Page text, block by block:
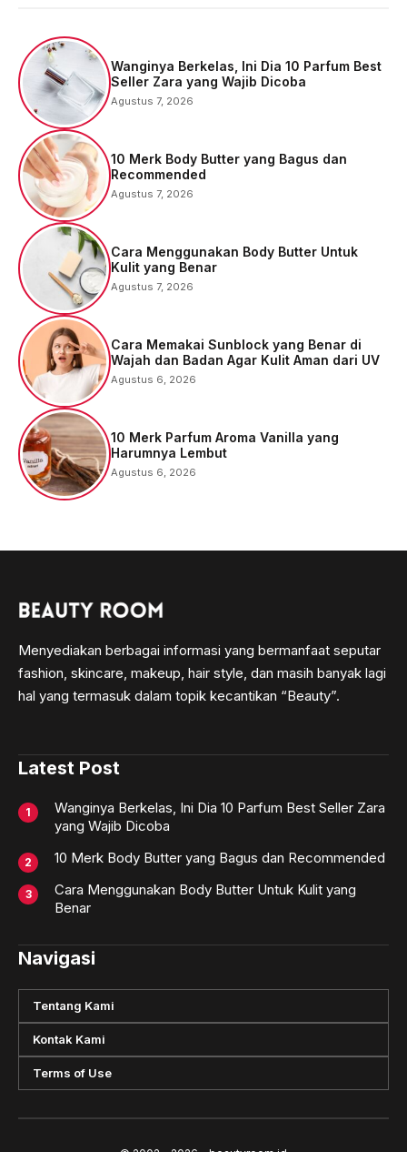
Wanginya Berkelas, Ini Dia 10 Parfum Best
Seller Zara yang Wajib Dicoba
Agustus 7, 2026
10 Merk Body Butter yang Bagus dan
Recommended
Agustus 7, 2026
Cara Menggunakan Body Butter Untuk
Kulit yang Benar
Agustus 7, 2026
Cara Memakai Sunblock yang Benar di
Wajah dan Badan Agar Kulit Aman dari UV
Agustus 6, 2026
10 Merk Parfum Aroma Vanilla yang
Harumnya Lembut
Agustus 6, 2026
Menyediakan berbagai informasi yang bermanfaat seputar
fashion, skincare, makeup, hair style, dan masih banyak lagi
hal yang termasuk dalam topik kecantikan “Beauty”.
Latest Post
Wanginya Berkelas, Ini Dia 10 Parfum Best Seller Zara
yang Wajib Dicoba
10 Merk Body Butter yang Bagus dan Recommended
Cara Menggunakan Body Butter Untuk Kulit yang
Benar
Navigasi
Tentang Kami
Kontak Kami
Terms of Use